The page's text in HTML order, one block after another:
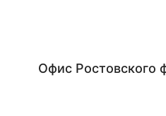
Офис Ростовского